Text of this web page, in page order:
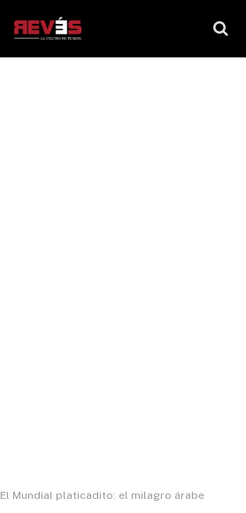
El Mundial platicadito: el milagro árabe